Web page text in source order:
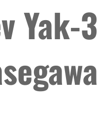
Yak-3